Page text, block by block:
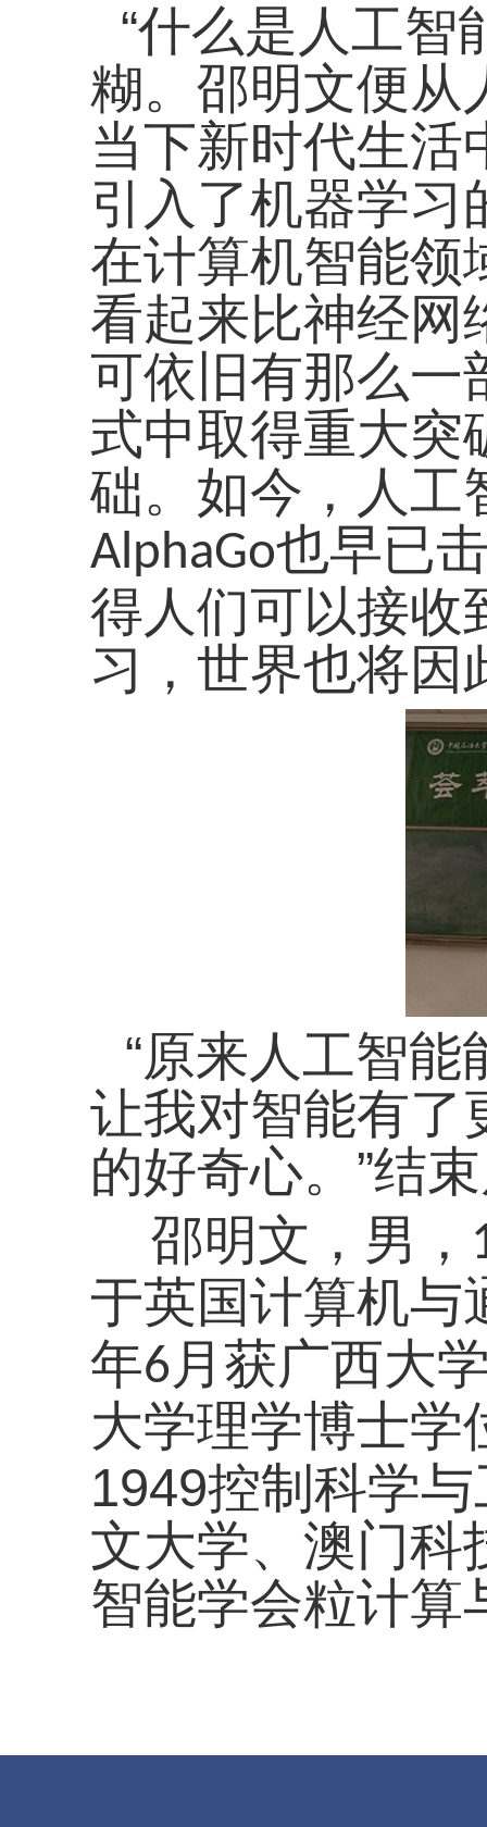
“什么是人工智
糊。邵明文便从
当下新时代生活
引入了机器学习
在计算机智能领
看起来比神经网
可依旧有那么一
式中取得重大突
础。如今，人工
AlphaGo也早已
得人们可以接
习，世界也将因
“原来人工智
让我对智能有了
的好奇心。”结
邵明文，男，
于英国计算机与
年6 月获广西大
大学理学博士学
1949控制科学
文大学、澳门科
智能学会粒计算